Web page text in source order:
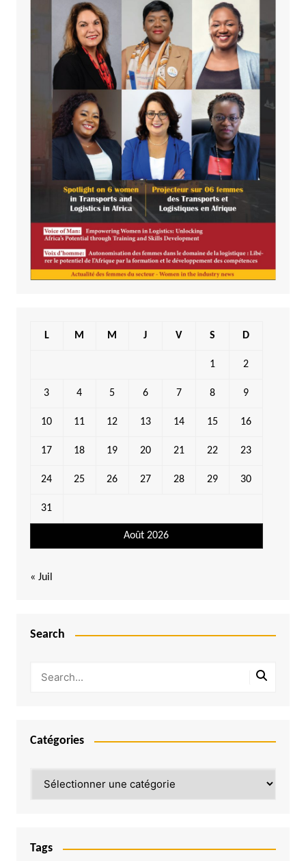
Août 2026
L M M J V S D
1 2
3 4 5 6 7 8 9
10 11 12 13 14 15 16
17 18 19 20 21 22 23
24 25 26 27 28 29 30
31
« Juil
Search
Catégories
Tags